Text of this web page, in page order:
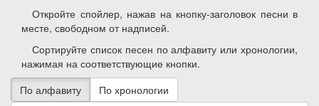
Откройте спойлер, нажав на кнопку-заголовок песни в
месте, свободном от надписей.
Сортируйте список песен по алфавиту или хронологии,
нажимая на соответствующие кнопки.